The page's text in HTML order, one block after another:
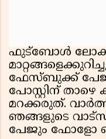
ഫുട്ബോൾ
ഫേസ്ബുക്ക്
പോസ്റ്റിന് താഴെ
മറക്കരുത്.
ഞങ്ങളുടെ
പേജും ഫോളോ